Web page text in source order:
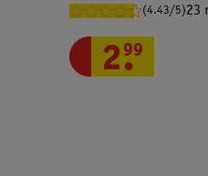
(4.43/5)23
2.
99